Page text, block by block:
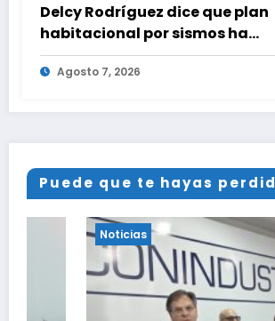
Delcy Rodríguez dice que plan
habitacional por sismos ha
beneficiado a unas 2.000
una semana
Agosto 7, 2026
Puede que te hayas
Noticias